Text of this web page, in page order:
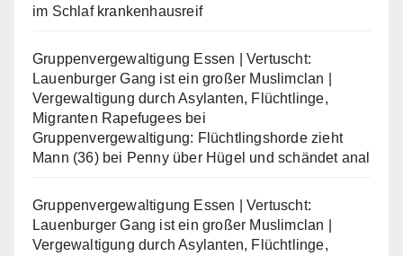
im Schlaf krankenhausreif
Gruppenvergewaltigung Essen | Vertuscht:
Lauenburger Gang ist ein großer Muslimclan |
Vergewaltigung durch Asylanten, Flüchtlinge,
Migranten Rapefugees bei
Gruppenvergewaltigung: Flüchtlingshorde zieht
Mann (36) bei Penny über Hügel und schändet anal
Gruppenvergewaltigung Essen | Vertuscht:
Lauenburger Gang ist ein großer Muslimclan |
Vergewaltigung durch Asylanten, Flüchtlinge,